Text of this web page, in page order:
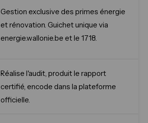
Gestion exclusive des primes énergie
et rénovation. Guichet unique via
energie.wallonie.be et le 1718.
Réalise l'audit, produit le rapport
certifié, encode dans la plateforme
officielle.